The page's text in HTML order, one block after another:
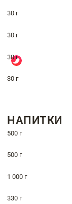
30 г
30 г
30 г
30 г
НАПИТКИ
500 г
500 г
1 000 г
330 г